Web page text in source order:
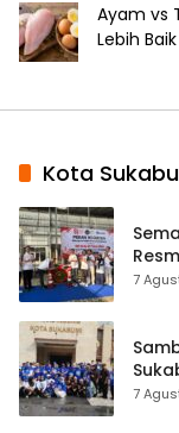
Ayam vs
Lebih
Kota
7
ASRI
7